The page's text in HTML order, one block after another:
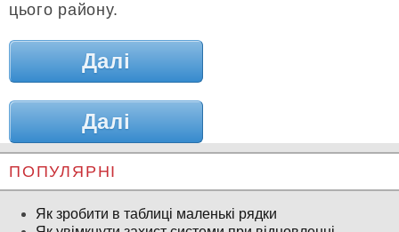
цього району.
Далі
Далі
ПОПУЛЯРНІ
Як зробити в таблиці маленькі рядки